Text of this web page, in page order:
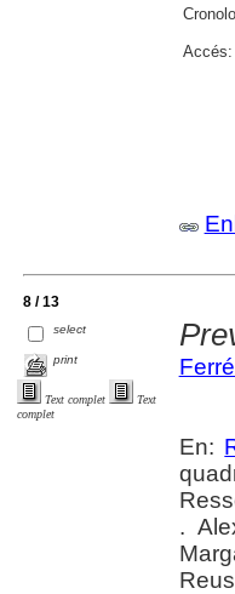
Accés:
8 / 13
select
print
Text complet
Text
complet
En:
.